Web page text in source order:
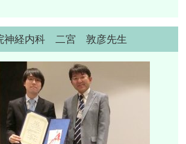
神経内科 二宮 敦彦先生